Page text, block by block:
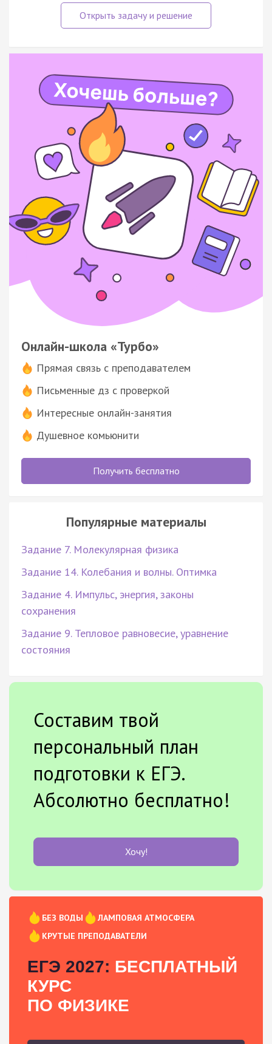
Онлайн-школа «Турбо»
Прямая связь с преподавателем
Письменные дз с проверкой
Интересные онлайн-занятия
Душевное комьюнити
Получить бесплатно
Популярные материалы
Задание 7. Молекулярная физика
Задание 14. Колебания и волны. Оптимка
Задание 4. Импульс, энергия, законы
сохранения
Задание 9. Тепловое равновесие, уравнение
состояния
Составим твой
персональный план
подготовки к ЕГЭ.
Абсолютно бесплатно!
Хочу!
БЕЗ ВОДЫ
ЛАМПОВАЯ АТМОСФЕРА
КРУТЫЕ ПРЕПОДАВАТЕЛИ
ЕГЭ 2027: БЕСПЛАТНЫЙ
КУРС
ПО ФИЗИКЕ